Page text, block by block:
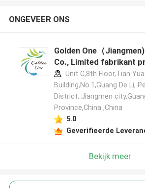
ONGEVEER ONS
Golden One（
Co., Limited fabrikant
Unit C,8th Floor,Tian
Building,No.1,Guang De Li,
District, Jiangmen
Province,China ,China
5.0
Geverifieerde
Bekijk meer